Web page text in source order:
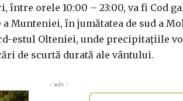
orele 10:00 – 23:00, va fi Cod
Munteniei, în jumătatea de sud a
estul Olteniei, unde precipitaţiile
de scurtă durată ale vântului.
‹ adv ›